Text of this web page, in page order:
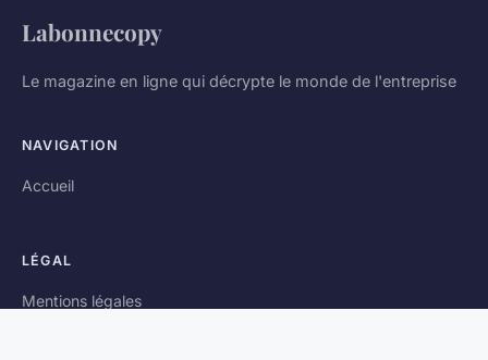
Labonnecopy
Le magazine en ligne qui décrypte le monde de l'entreprise
NAVIGATION
Accueil
LÉGAL
Mentions légales